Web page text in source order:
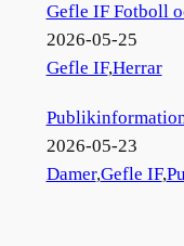
Gefle IF Fotboll
2026-05-25
Gefle IF,Herrar
2026-05-23
Damer,Gefle IF,